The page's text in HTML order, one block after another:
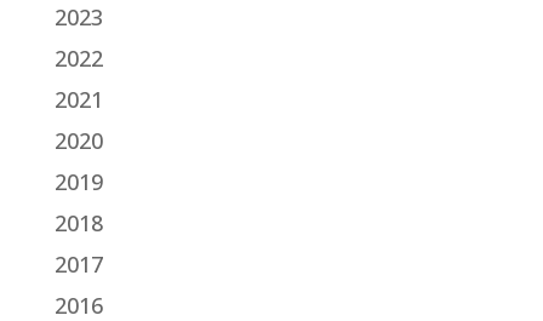
2023
2022
2021
2020
2019
2018
2017
2016